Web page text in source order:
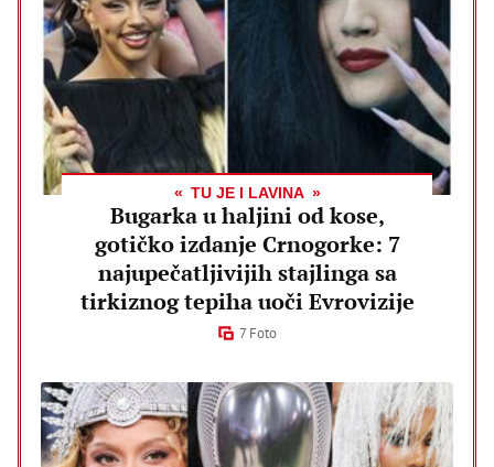
TU JE I LAVINA
Bugarka u haljini od kose,
gotičko izdanje Crnogorke: 7
najupečatljivijih stajlinga sa
tirkiznog tepiha uoči Evrovizije
7 Foto